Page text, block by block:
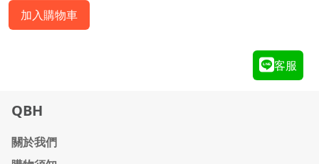
加入購物車
客服
QBH
關於我們